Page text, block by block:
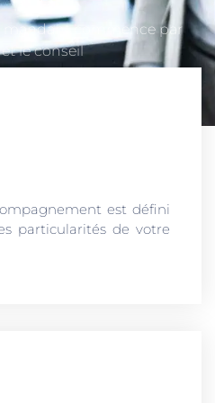
mandant commence par
et le conseil
est défini
particularités de votre